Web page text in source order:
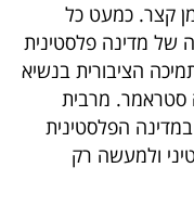
קצר. כמעט כל
של מדינה פלסטינית
הציבורית בנשיא
סטראמר. מרבית
הפלסטינית
ולמעשה רק